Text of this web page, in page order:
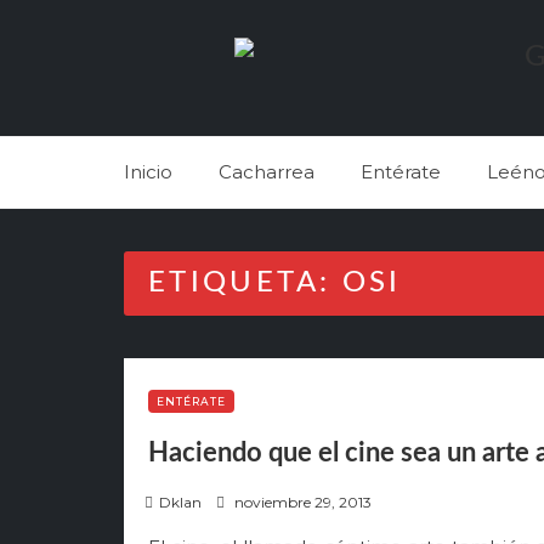
Inicio Cacharrea Entérate
ETIQUETA: OSI
ENTÉRATE
Haciendo que el cine sea un arte
Dklan noviembre 29, 2013